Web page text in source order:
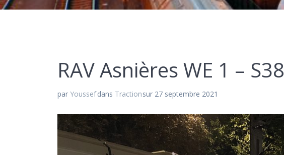
RAV Asnières WE 1 – S38
parYoussefdans Tractionsur 27 septembre 2021